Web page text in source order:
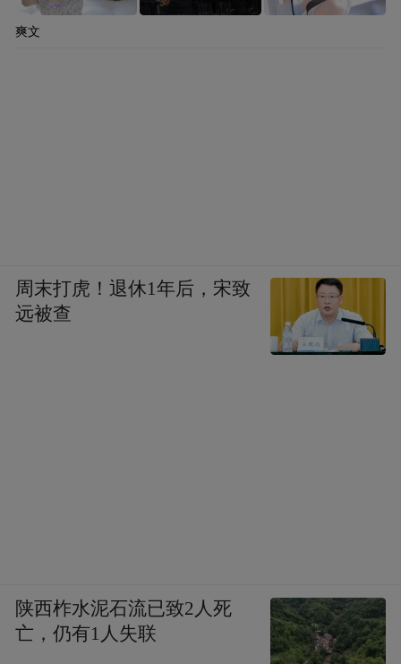
爽文
周末打虎！退休1年后，宋致
远被查
陕西柞水泥石流已致2人死
亡，仍有1人失联